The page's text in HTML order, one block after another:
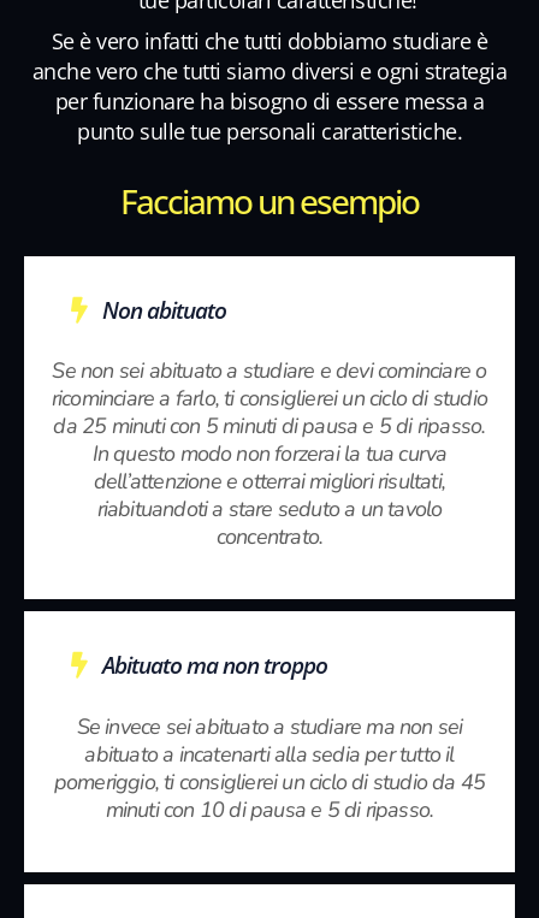
Se è vero infatti che tutti dobbiamo studiare è
anche vero che tutti siamo diversi e ogni strategia
per funzionare ha bisogno di essere messa a
punto sulle tue personali caratteristiche.
Facciamo un esempio
Non abituato
Se non sei abituato a studiare e devi cominciare o
ricominciare a farlo, ti consiglierei un ciclo di studio
da 25 minuti con 5 minuti di pausa e 5 di ripasso.
In questo modo non forzerai la tua curva
dell’attenzione e otterrai migliori risultati,
riabituandoti a stare seduto a un tavolo
concentrato.
Abituato ma non troppo
Se invece sei abituato a studiare ma non sei
abituato a incatenarti alla sedia per tutto il
pomeriggio, ti consiglierei un ciclo di studio da 45
minuti con 10 di pausa e 5 di ripasso.